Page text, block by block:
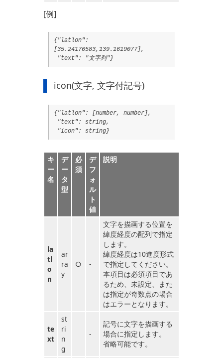
[例]
{"latlon":
[35.24176583,139.1619077],
"text": "文字列"}
icon(文字, 文字付記号)
{"latlon": [number, number],
"text": string,
"icon": string}
キ
ー
名
デ
ー
タ
型
必
須
デ
フ
ォ
ル
ト
値
説明
la
tl
o
n
ar
ra
y
○ -
文字を描画する位置を
緯度経度の配列で指定
します。
緯度経度は10進度形式
で指定してください。
本項目は必須項目であ
るため、未設定、また
は指定が奇数点の場合
はエラーとなります。
te
xt
st
ri
n
g
-
記号に文字を描画する
場合に指定します。
省略可能です。